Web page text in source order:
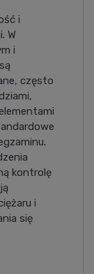
i
W
i
często
kontrolę
i
się